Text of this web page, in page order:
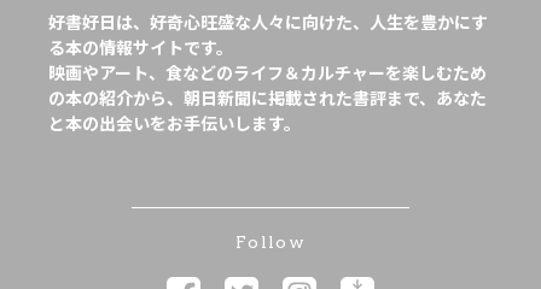
好書好日は、好奇心旺盛な人々に向けた、人生を豊かにす
る本の情報サイトです。
映画やアート、食などのライフ＆カルチャーを楽しむため
の本の紹介から、朝日新聞に掲載された書評まで、あなた
と本の出会いをお手伝いします。
Follow